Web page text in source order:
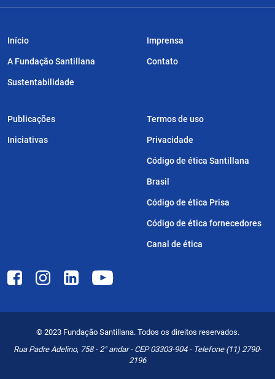
Início
A Fundação Santillana
Sustentabilidade
Publicações
Iniciativas
Imprensa
Contato
Termos de uso
Privacidade
Código de ética Santillana
Brasil
Código de ética Prisa
Código de ética fornecedores
Canal de ética
© 2023 Fundação Santillana. Todos os direitos reservados.
Rua Padre Adelino, 758 - 2° andar - CEP 03303-904 - Telefone (11) 2790-
2196